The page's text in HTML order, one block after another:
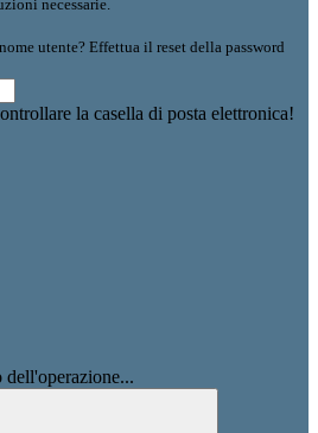
necessarie.
utente? Effettua il reset della password
la casella di posta elettronica!
dell'operazione...